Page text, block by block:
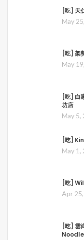
[吃] 天
May
[吃] 架
May
[吃] 白
坊店
May 5,
[吃]
May 1,
[吃]
Apr
[吃] 雲